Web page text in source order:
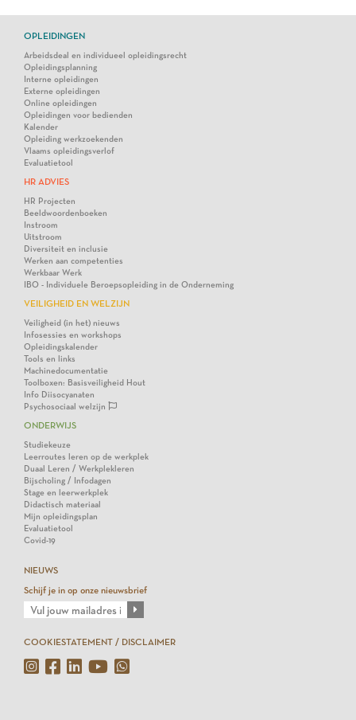
OPLEIDINGEN
Arbeidsdeal en individueel opleidingsrecht
Opleidingsplanning
Interne opleidingen
Externe opleidingen
Online opleidingen
Opleidingen voor bedienden
Kalender
Opleiding werkzoekenden
Vlaams opleidingsverlof
Evaluatietool
HR ADVIES
HR Projecten
Beeldwoordenboeken
Instroom
Uitstroom
Diversiteit en inclusie
Werken aan competenties
Werkbaar Werk
IBO - Individuele Beroepsopleiding in de Onderneming
VEILIGHEID EN WELZIJN
Veiligheid (in het) nieuws
Infosessies en workshops
Opleidingskalender
Tools en links
Machinedocumentatie
Toolboxen: Basisveiligheid Hout
Info Diisocyanaten
Psychosociaal welzijn
ONDERWIJS
Studiekeuze
Leerroutes leren op de werkplek
Duaal Leren / Werkplekleren
Bijscholing / Infodagen
Stage en leerwerkplek
Didactisch materiaal
Mijn opleidingsplan
Evaluatietool
Covid-19
NIEUWS
Schijf je in op onze nieuwsbrief
COOKIESTATEMENT / DISCLAIMER